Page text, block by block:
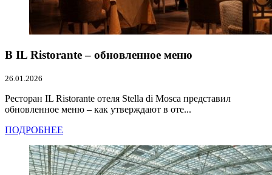
В IL Ristorante – обновленное меню
26.01.2026
Ресторан IL Ristorante отеля Stella di Mosca представил
обновленное меню – как утверждают в оте...
ПОДРОБНЕЕ